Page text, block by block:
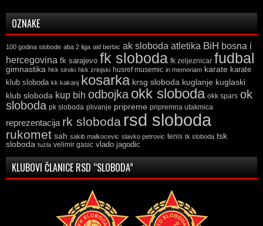
OZNAKE
100 godina slobode aba 2 liga aid berbic ak sloboda atletika BiH bosna i
hercegovina fk sarajevo fk sloboda fk zeljeznicar fudbal
gimnastika hkk siroki hkk zrinjski husref musemic in memoriam karate karate
klub sloboda kk kakanj kosarka krsg sloboda kuglanje kuglaski
klub sloboda kup bih odbojka okk sloboda okk spars ok
sloboda pk sloboda plivanje pripreme pripremna utakmica
reprezentacija rk sloboda rsd sloboda
rukomet sah sakib malkocevic slavko petrovic tenis tk sloboda tsk
sloboda tuzla velimir gasic vlado jagodic
KLUBOVI ČLANICE RSD “SLOBODA”